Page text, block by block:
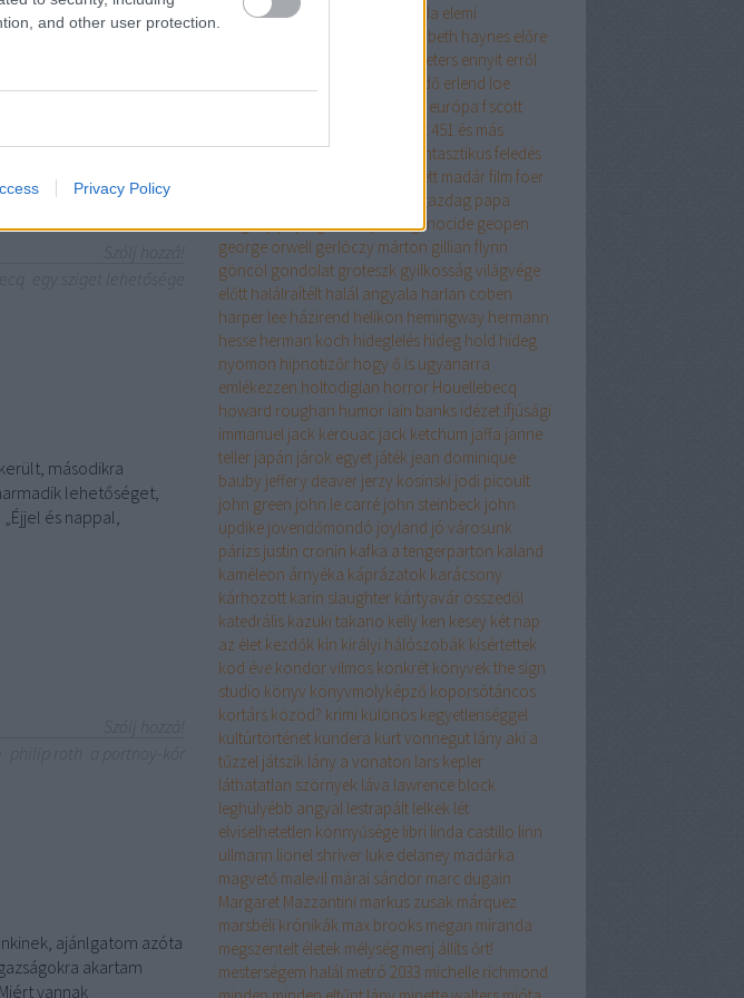
and other user protection.
Privacy Policy
amikor az olvasó érzi,
másodikra
lehetőséget,
és nappal,
ajánlgatom azóta
akartam
vannak
sziget lehetősége
éhezők viadala elemi
elizabeth haynes előre
elvis peeters ennyit erről
erdő erlend loe
európa f.scott
fahrenheit 451 és más
történetekfanatikus fantasztikusfeledés
festett madárfilm foer
gazdag papa
szegény papageneral pressgenocide geopen
george orwell gerlóczy márton gillian flynn
göncöl gondolat groteszk gyilkosság világvége
előtt halálraítélt halál angyala harlan coben
harper lee házirend helikon hemingway hermann
hesse herman koch hideglelés hideg hold hideg
nyomon hipnotizőr hogy ő is ugyanarra
emlékezzen holtodiglan horror Houellebecq
howard roughan humor iain banks idézet ifjúsági
immanuel jack kerouac jack ketchum jaffa janne
teller japán járok egyet játék jean dominique
bauby jeffery deaver jerzy kosinski jodi picoult
john green john le carré john steinbeck john
updike jövendőmondó joyland jó városunk
párizs justin cronin kafka a tengerparton kaland
kaméleon árnyéka káprázatok karácsony
kárhozott karin slaughter kártyavár összedől
katedrális kazuki takano kelly ken kesey két nap
az élet kezdők kín királyi hálószobák kísértettek
köd éve kondor vilmos konkrét könyvek the sign
studio könyv könyvmolyképző koporsótáncos
kortárs közöd? krimi különös kegyetlenséggel
kultúrtörténet kundera kurt vonnegut lány aki a
tűzzel játszik lány a vonaton lars kepler
láthatatlan szörnyek láva lawrence block
leghülyébb angyal lestrapált lelkek lét
elviselhetetlen könnyűsége libri linda castillo linn
ullmann lionel shriver luke delaney madárka
magvető malevil márai sándor marc dugain
Margaret Mazzantini markus zusak márquez
marsbéli krónikák max brooks megan miranda
megszentelt életek mélység menj állíts őrt!
mesterségem halál metró 2033 michelle richmond